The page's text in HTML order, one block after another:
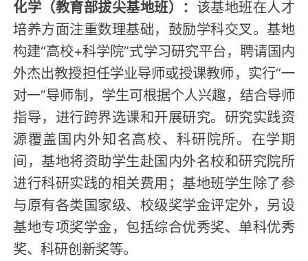
化学（教育部拔尖基地班）： 该基地班在人才
培养方面注重数理基础，鼓励学科交叉。基地
构建“高校+科学院”式学习研究平台，聘请国内
外杰出教授担任学业导师或授课教师，实行“一
对一”导师制，学生可根据个人兴趣，结合导师
指导，进行跨界选课和开展研究。研究实践资
源覆盖国内外知名高校、科研院所。在学期
间，基地将资助学生赴国内外名校和研究院所
进行科研实践的相关费用；基地班学生除了参
与原有各类国家级、校级奖学金评定外，另设
基地专项奖学金，包括综合优秀奖、单科优秀
奖、科研创新奖等。